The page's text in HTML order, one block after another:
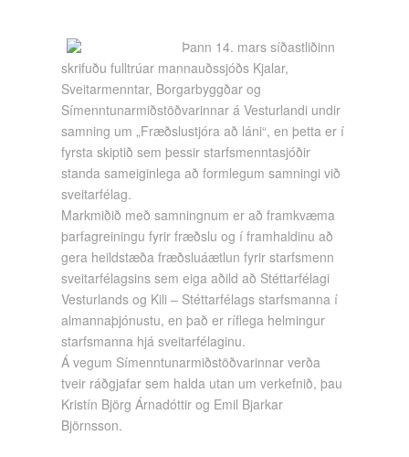
Þann 14. mars síðastliðinn
skrifuðu fulltrúar mannauðssjóðs Kjalar,
Sveitarmenntar, Borgarbyggðar og
Símenntunarmiðstöðvarinnar á Vesturlandi undir
samning um „Fræðslustjóra að láni“, en þetta er í
fyrsta skiptið sem þessir starfsmenntasjóðir
standa sameiginlega að formlegum samningi við
sveitarfélag.
Markmiðið með samningnum er að framkvæma
þarfagreiningu fyrir fræðslu og í framhaldinu að
gera heildstæða fræðsluáætlun fyrir starfsmenn
sveitarfélagsins sem eiga aðild að Stéttarfélagi
Vesturlands og Kili – Stéttarfélags starfsmanna í
almannaþjónustu, en það er ríflega helmingur
starfsmanna hjá sveitarfélaginu.
Á vegum Símenntunarmiðstöðvarinnar verða
tveir ráðgjafar sem halda utan um verkefnið, þau
Kristín Björg Árnadóttir og Emil Bjarkar
Björnsson.